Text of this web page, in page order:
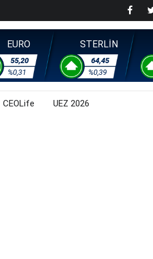
EURO
55,20
%0,31
STERLİN
64,45
%0,39
CEOLife UEZ 2026